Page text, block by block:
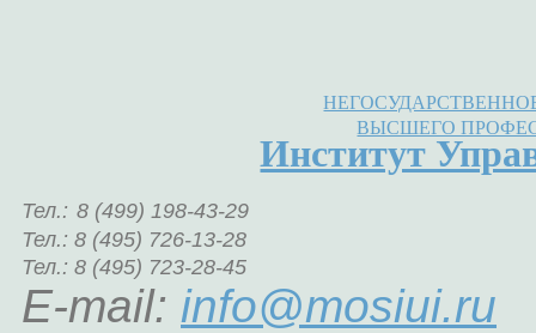
ВЫСШЕГО
Институт
Тел.: 8 (499) 198-43-29
Тел.: 8 (495) 726-13-28
Тел.: 8 (495) 723-28-45
E-mail: info@mosiui.ru